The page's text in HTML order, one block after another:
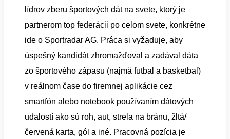
lídrov zberu športových dát na svete, ktorý je
partnerom top federácii po celom svete, konkrétne
ide o Sportradar AG. Práca si vyžaduje, aby
úspešný kandidát zhromažďoval a zadával dáta
zo športového zápasu (najmä futbal a basketbal)
v reálnom čase do firemnej aplikácie cez
smartfón alebo notebook používaním dátových
udalostí ako sú roh, aut, strela na bránu, žltá/
červená karta, gól a iné. Pracovná pozícia je